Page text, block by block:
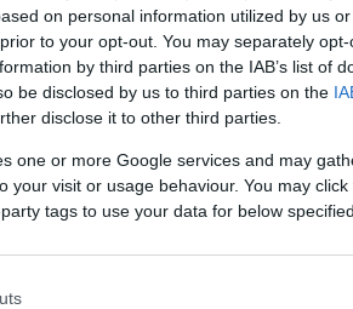
on personal information utilized by us
to your opt-out. You may separately
by third parties on the IAB’s list of
be disclosed by us to third parties on the
disclose it to other third parties.
one or more Google services and may
your visit or usage behaviour. You may
tags to use your data for below
della Guardia di Finanza
rete di traffico d’armi e droga
un controllo del…